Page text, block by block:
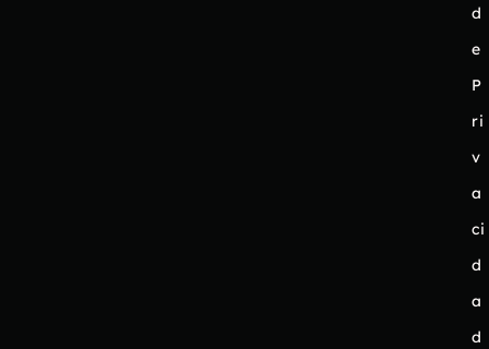
d
e
P
ri
v
a
ci
d
a
d